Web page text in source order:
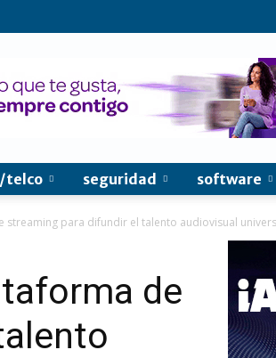
telco seguridad software
streaming para difundir el talento audiovisual
de